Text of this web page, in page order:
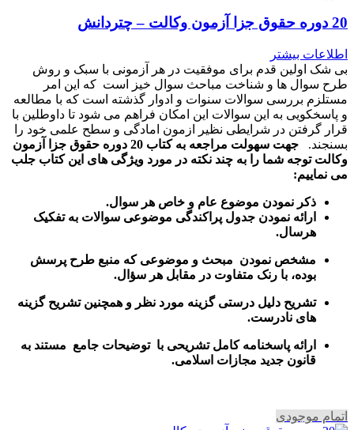
20 دوره حقوق جزا آزمون وکالت – چتردانش
اطلاعات بیشتر
بی شک اولین قدم برای موفقیت در هر آزمونی با سبک و روش
طرح سوال ها و شناخت مباحث سوال خیز است که این امر
مستلزم بررسی سوالات سنوات و ادوار گذشته است که با مطالعه
و پاسخکویی به این سوالات این امکان فراهم می شود تا داوطلین با
قرار گرفتن در شرایطی نظیر ازمون امادگی و سطح علمی خود را
بسنجند.
جهت سهولت مراجعه به کتاب 20 دوره حقوق جزا آزمون
وکالت توجه شما را به چند نکته در مورد ویژگی های این کتاب جلب
می نماییم:
ذکر نمودن موضوع عام و خاص هر سوال.
ارائه نمودن جدول پراکندگی موضوعی سوالات به تفکیک
هرسال.
مشخص نمودن مبحث و موضوعی که منبع طرح پرسش
بوده، با رنک متفاوت در مقابل هر سؤال.
تشریح دلیل درستی گزینه مورد نظر و همچنین تشریح گزینه
های نادرست.
ارائه پاسخنامه کامل تشریحی با توضیحات جامع مستند به
قانون جدید مجازات اسلامی.
اتمام موجودی